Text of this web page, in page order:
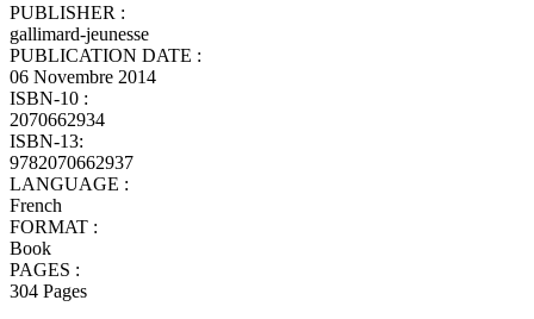
PUBLISHER :
gallimard-jeunesse
PUBLICATION DATE :
06 Novembre 2014
ISBN-10 :
2070662934
ISBN-13:
9782070662937
LANGUAGE :
French
FORMAT :
Book
PAGES :
304 Pages